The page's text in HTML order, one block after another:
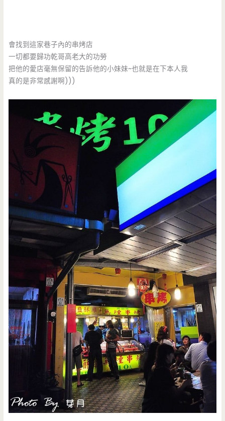
會找到這家巷子內的串烤店
一切都要歸功乾哥高老大的功勞
把他的愛店毫無保留的告訴他的小妹妹~也就是在下本人我
真的是非常感謝啊)))